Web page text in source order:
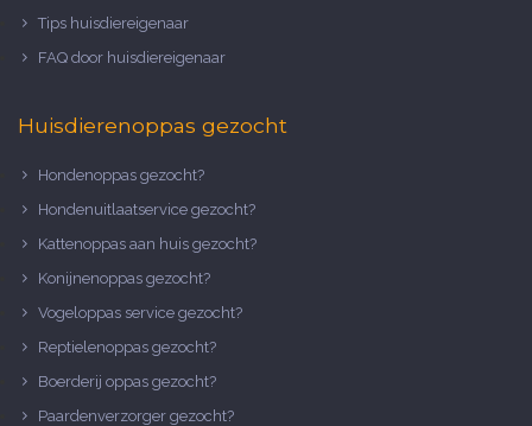
Tips huisdiereigenaar
FAQ door huisdiereigenaar
Huisdierenoppas gezocht
Hondenoppas gezocht?
Hondenuitlaatservice gezocht?
Kattenoppas aan huis gezocht?
Konijnenoppas gezocht?
Vogeloppas service gezocht?
Reptielenoppas gezocht?
Boerderij oppas gezocht?
Paardenverzorger gezocht?